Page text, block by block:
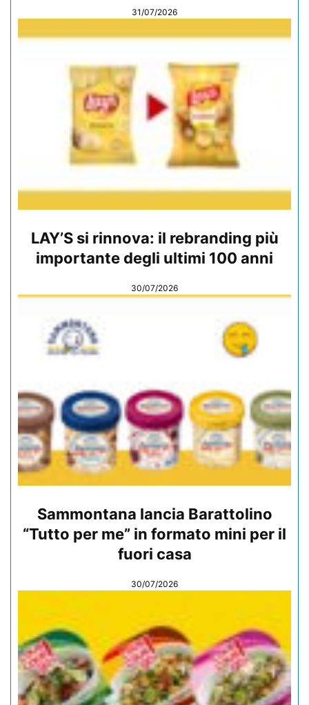
31/07/2026
LAY’S si rinnova: il rebranding più
importante degli ultimi 100 anni
30/07/2026
Sammontana lancia Barattolino
“Tutto per me” in formato mini per il
fuori casa
30/07/2026